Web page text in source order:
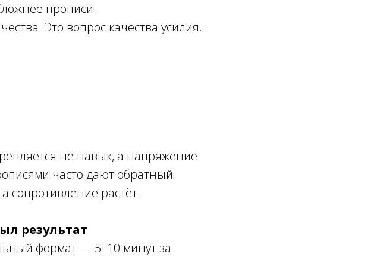
прописи.
Это вопрос качества усилия.
не навык, а напряжение.
часто дают обратный
сопротивление растёт.
результат
формат — 5–10 минут за